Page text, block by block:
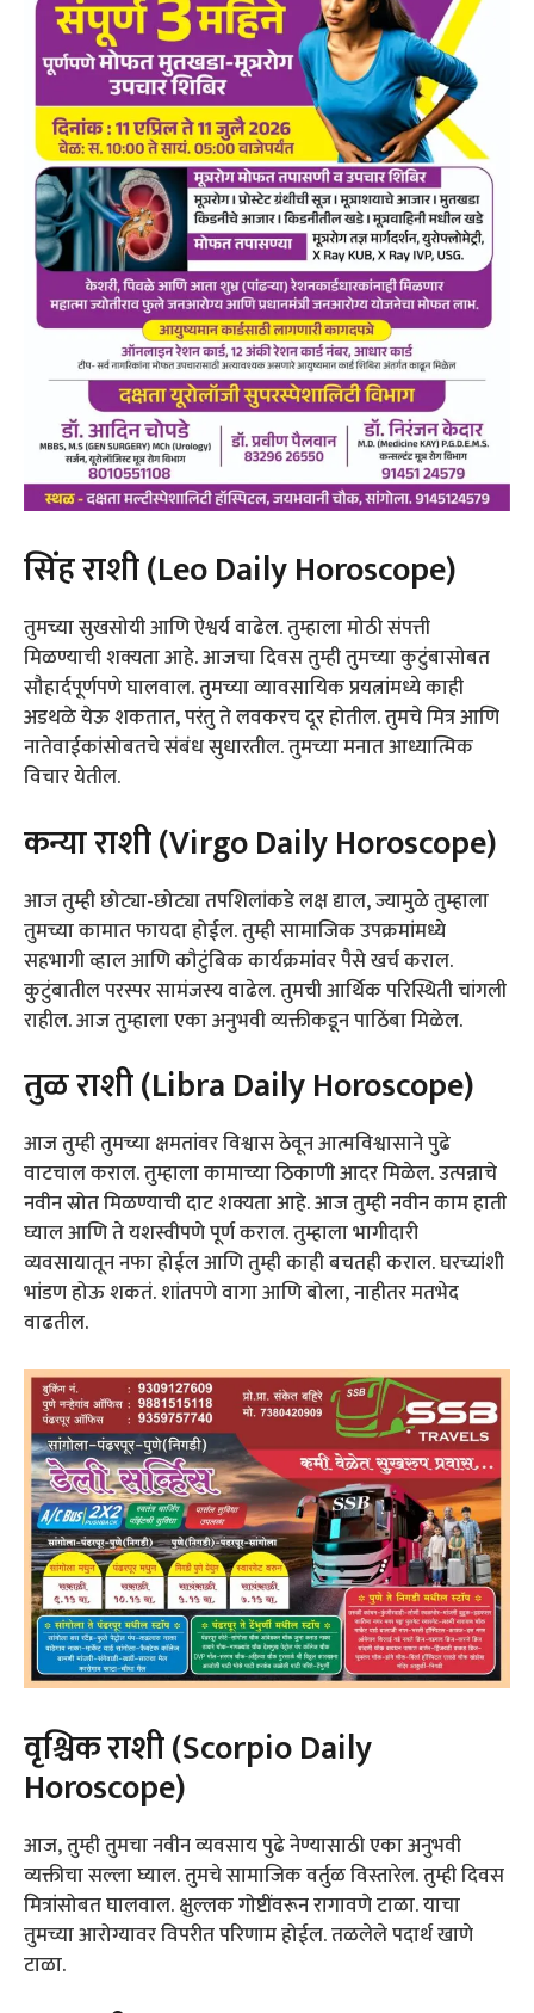
सिंह राशी (Leo Daily Horoscope)
तुमच्या सुखसोयी आणि ऐश्वर्य वाढेल. तुम्हाला मोठी संपत्ती
मिळण्याची शक्यता आहे. आजचा दिवस तुम्ही तुमच्या कुटुंबासोबत
सौहार्दपूर्णपणे घालवाल. तुमच्या व्यावसायिक प्रयत्नांमध्ये काही
अडथळे येऊ शकतात, परंतु ते लवकरच दूर होतील. तुमचे मित्र आणि
नातेवाईकांसोबतचे संबंध सुधारतील. तुमच्या मनात आध्यात्मिक
विचार येतील.
कन्या राशी (Virgo Daily Horoscope)
आज तुम्ही छोट्या-छोट्या तपशिलांकडे लक्ष द्याल, ज्यामुळे तुम्हाला
तुमच्या कामात फायदा होईल. तुम्ही सामाजिक उपक्रमांमध्ये
सहभागी व्हाल आणि कौटुंबिक कार्यक्रमांवर पैसे खर्च कराल.
कुटुंबातील परस्पर सामंजस्य वाढेल. तुमची आर्थिक परिस्थिती चांगली
राहील. आज तुम्हाला एका अनुभवी व्यक्तीकडून पाठिंबा मिळेल.
तुळ राशी (Libra Daily Horoscope)
आज तुम्ही तुमच्या क्षमतांवर विश्वास ठेवून आत्मविश्वासाने पुढे
वाटचाल कराल. तुम्हाला कामाच्या ठिकाणी आदर मिळेल. उत्पन्नाचे
नवीन स्रोत मिळण्याची दाट शक्यता आहे. आज तुम्ही नवीन काम हाती
घ्याल आणि ते यशस्वीपणे पूर्ण कराल. तुम्हाला भागीदारी
व्यवसायातून नफा होईल आणि तुम्ही काही बचतही कराल. घरच्यांशी
भांडण होऊ शकतं. शांतपणे वागा आणि बोला, नाहीतर मतभेद
वाढतील.
वृश्चिक राशी (Scorpio Daily
Horoscope)
आज, तुम्ही तुमचा नवीन व्यवसाय पुढे नेण्यासाठी एका अनुभवी
व्यक्तीचा सल्ला घ्याल. तुमचे सामाजिक वर्तुळ विस्तारेल. तुम्ही दिवस
मित्रांसोबत घालवाल. क्षुल्लक गोष्टींवरून रागावणे टाळा. याचा
तुमच्या आरोग्यावर विपरीत परिणाम होईल. तळलेले पदार्थ खाणे
टाळा.